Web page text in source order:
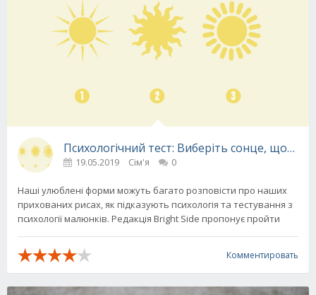
Психологічний тест: Виберіть сонце, щоб
19.05.2019 Сім'я 0
Наші улюблені форми можуть багато розповісти про наших
прихованих рисах, як підказують психологія та тестування з
психології малюнків. Редакція Bright Side пропонує пройти
Комментировать